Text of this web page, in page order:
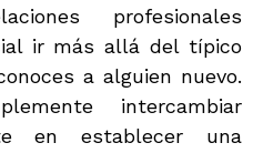
c
t
r
ó
i
profesionales
ir más allá del típico
a alguien nuevo.
intercambiar
en establecer una